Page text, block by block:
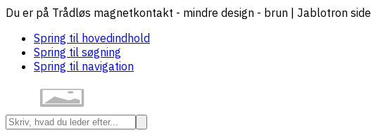
Du er på Trådløs magnetkontakt - mindre design - brun | Jablotron side
Spring til hovedindhold
Spring til søgning
Spring til navigation